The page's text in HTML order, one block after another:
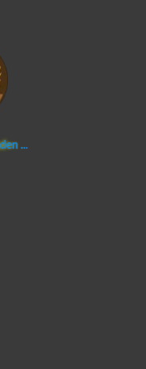
den ...